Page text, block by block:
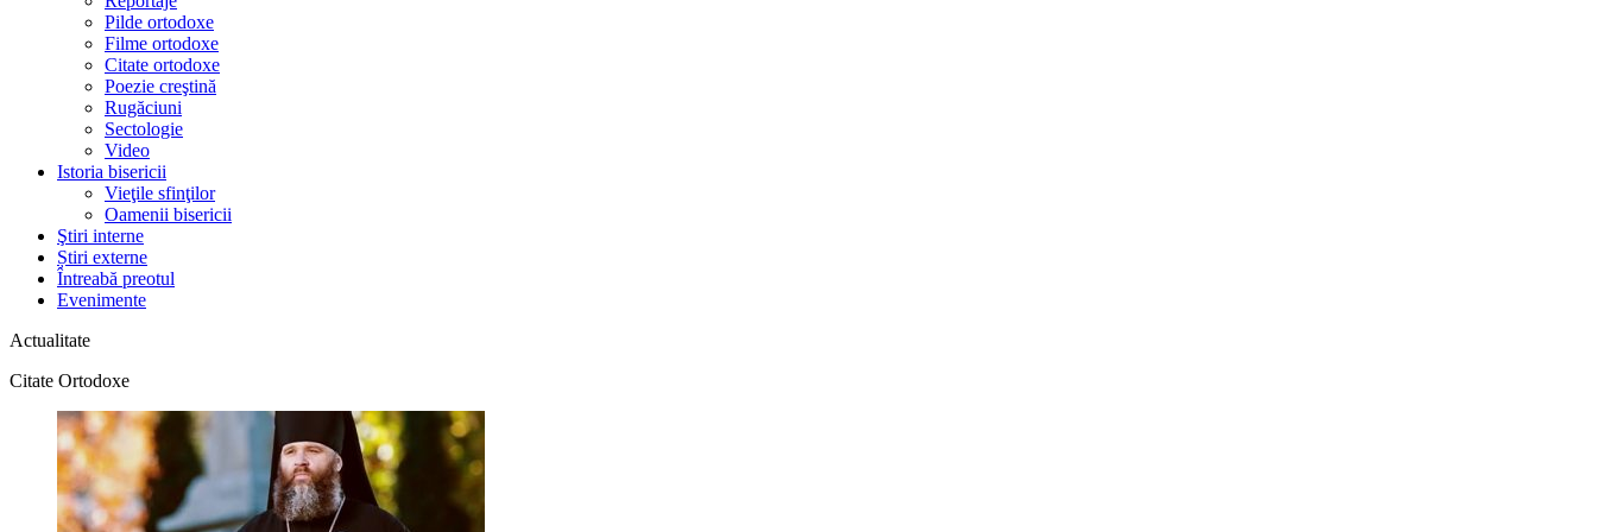
Pilde ortodoxe
Filme ortodoxe
Citate ortodoxe
Poezie creştină
Rugăciuni
Sectologie
Video
Istoria bisericii
Vieţile sfinţilor
Oamenii bisericii
Ştiri interne
Știri externe
Întreabă preotul
Evenimente
Actualitate
Citate Ortodoxe